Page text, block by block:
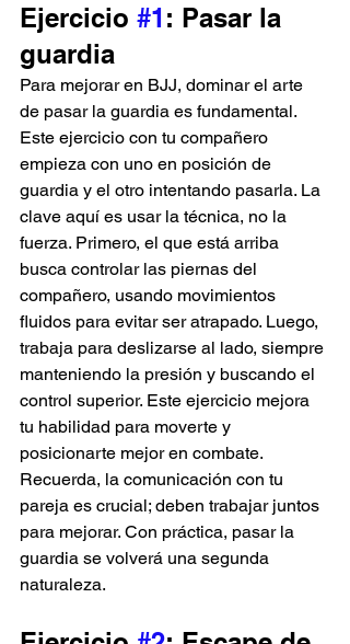
Ejercicio #1 : Pasar la
guardia
Para mejorar en BJJ, dominar el arte
de pasar la guardia es fundamental.
Este ejercicio con tu compañero
empieza con uno en posición de
guardia y el otro intentando pasarla. La
clave aquí es usar la técnica, no la
fuerza. Primero, el que está arriba
busca controlar las piernas del
compañero, usando movimientos
fluidos para evitar ser atrapado. Luego,
trabaja para deslizarse al lado, siempre
manteniendo la presión y buscando el
control superior. Este ejercicio mejora
tu habilidad para moverte y
posicionarte mejor en combate.
Recuerda, la comunicación con tu
pareja es crucial; deben trabajar juntos
para mejorar. Con práctica, pasar la
guardia se volverá una segunda
naturaleza.